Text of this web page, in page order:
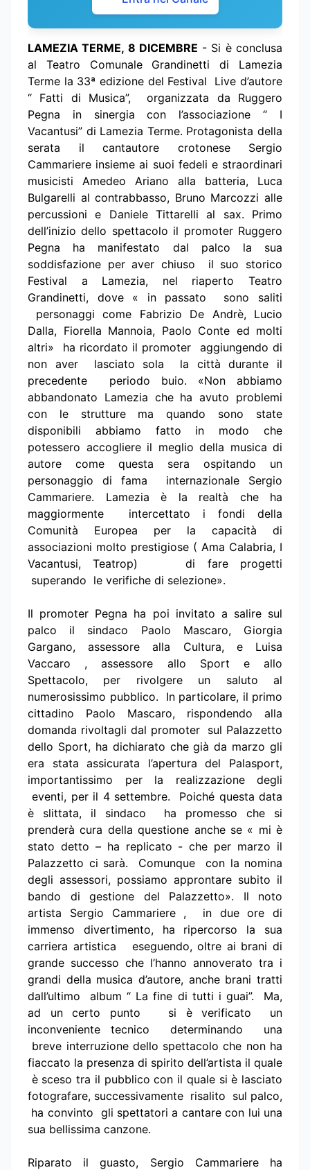
LAMEZIA TERME, 8 DICEMBRE - Si è conclusa
al Teatro Comunale Grandinetti di Lamezia
Terme la 33ª edizione del Festival Live d’autore
“ Fatti di Musica”, organizzata da Ruggero
Pegna in sinergia con l’associazione “ I
Vacantusi” di Lamezia Terme. Protagonista della
serata il cantautore crotonese Sergio
Cammariere insieme ai suoi fedeli e straordinari
musicisti Amedeo Ariano alla batteria, Luca
Bulgarelli al contrabbasso, Bruno Marcozzi alle
percussioni e Daniele Tittarelli al sax. Primo
dell’inizio dello spettacolo il promoter Ruggero
Pegna ha manifestato dal palco la sua
soddisfazione per aver chiuso il suo storico
Festival a Lamezia, nel riaperto Teatro
Grandinetti, dove « in passato sono saliti
personaggi come Fabrizio De Andrè, Lucio
Dalla, Fiorella Mannoia, Paolo Conte ed molti
altri» ha ricordato il promoter aggiungendo di
non aver lasciato sola la città durante il
precedente periodo buio. «Non abbiamo
abbandonato Lamezia che ha avuto problemi
con le strutture ma quando sono state
disponibili abbiamo fatto in modo che
potessero accogliere il meglio della musica di
autore come questa sera ospitando un
personaggio di fama internazionale Sergio
Cammariere. Lamezia è la realtà che ha
maggiormente intercettato i fondi della
Comunità Europea per la capacità di
associazioni molto prestigiose ( Ama Calabria, I
Vacantusi, Teatrop) di fare progetti
superando le verifiche di selezione».
Il promoter Pegna ha poi invitato a salire sul
palco il sindaco Paolo Mascaro, Giorgia
Gargano, assessore alla Cultura, e Luisa
Vaccaro , assessore allo Sport e allo
Spettacolo, per rivolgere un saluto al
numerosissimo pubblico. In particolare, il primo
cittadino Paolo Mascaro, rispondendo alla
domanda rivoltagli dal promoter sul Palazzetto
dello Sport, ha dichiarato che già da marzo gli
era stata assicurata l’apertura del Palasport,
importantissimo per la realizzazione degli
eventi, per il 4 settembre. Poiché questa data
è slittata, il sindaco ha promesso che si
prenderà cura della questione anche se « mi è
stato detto – ha replicato - che per marzo il
Palazzetto ci sarà. Comunque con la nomina
degli assessori, possiamo approntare subito il
bando di gestione del Palazzetto». Il noto
artista Sergio Cammariere , in due ore di
immenso divertimento, ha ripercorso la sua
carriera artistica eseguendo, oltre ai brani di
grande successo che l’hanno annoverato tra i
grandi della musica d’autore, anche brani tratti
dall’ultimo album “ La fine di tutti i guai”. Ma,
ad un certo punto si è verificato un
inconveniente tecnico determinando una
breve interruzione dello spettacolo che non ha
fiaccato la presenza di spirito dell’artista il quale
è sceso tra il pubblico con il quale si è lasciato
fotografare, successivamente risalito sul palco,
ha convinto gli spettatori a cantare con lui una
sua bellissima canzone.
Riparato il guasto, Sergio Cammariere ha